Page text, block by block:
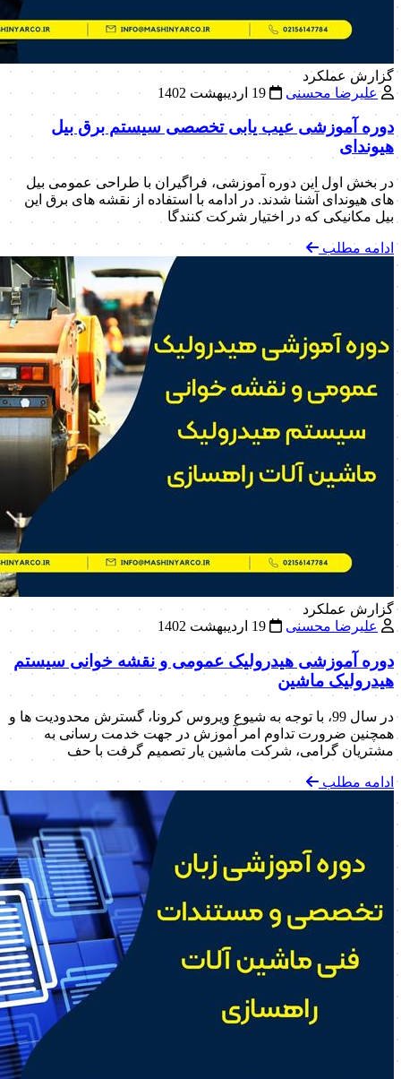
گزارش عملکرد
علیرضا محسنی
19 اردیبهشت 1402
دوره آموزشی عیب یابی تخصصی سیستم برق بیل‌
هیوندای
در بخش اول این دوره آموزشی، فراگیران با طراحی عمومی بیل
های هیوندای آشنا شدند. در ادامه با استفاده از نقشه های برق این
بیل مکانیکی که در اختیار شرکت کنندگا
ادامه مطلب
گزارش عملکرد
علیرضا محسنی
دوره آموزشی هیدرولیک عمومی و نقشه خوانی سیستم
هیدرولیک ماشین
در سال 99، با توجه به شیوع ویروس کرونا، گسترش محدودیت ها و
همچنین ضرورت تداوم امر آموزش در جهت خدمت رسانی به
مشتریان گرامی، شرکت ماشین یار تصمیم گرفت با حف
ادامه مطلب